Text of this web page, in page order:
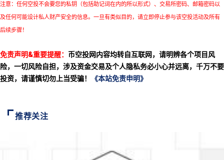
注意：任何空投不会要您的私钥（包括助记词在内的所以形式）、交易所密码、邮箱密码以
及任何可能设计私人财产安全的信息。一旦有类似目的，请立即停止参与该空投活动及所有
后续步骤！
免责声明&重要提醒： 币空投网内容均转自互联网，请明辨各个项目风
险，一切风险自担，涉及资金交易及个人隐私务必小心并远离，千万不要
投资，请谨慎切勿上当受骗！
《本站免责申明》
推荐关注